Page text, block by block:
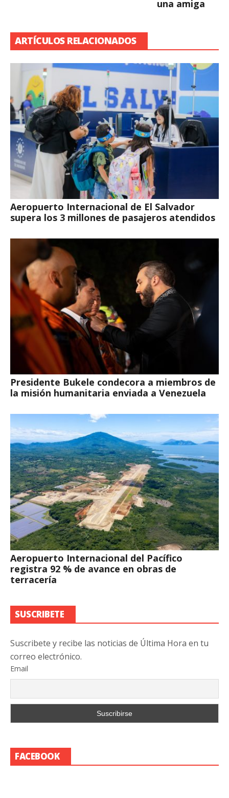
una amiga
ARTÍCULOS RELACIONADOS
Aeropuerto Internacional de El Salvador
supera los 3 millones de pasajeros atendidos
Presidente Bukele condecora a miembros de
la misión humanitaria enviada a Venezuela
Aeropuerto Internacional del Pacífico
registra 92 % de avance en obras de
terracería
SUSCRIBETE
Suscribete y recibe las noticias de Última Hora en tu
correo electrónico.
Email
FACEBOOK